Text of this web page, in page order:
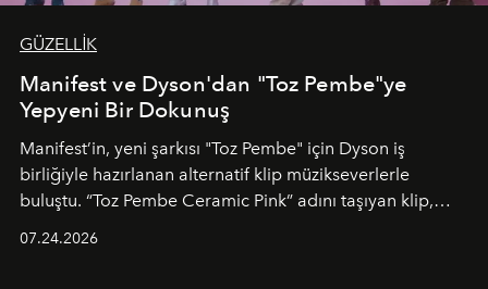
GÜZELLİK
Manifest ve Dyson'dan "Toz Pembe"ye
Yepyeni Bir Dokunuş
Manifest’in, yeni şarkısı "Toz Pembe" için Dyson iş
birliğiyle hazırlanan alternatif klip müzikseverlerle
buluştu. “Toz Pembe Ceramic Pink” adını taşıyan klip,
07.24.2026